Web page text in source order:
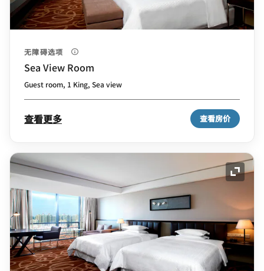
无障碍选项
Sea View Room
Guest room, 1 King, Sea view
查看更多 查看房价
展开